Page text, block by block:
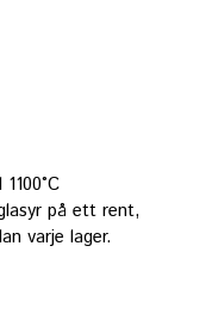
på ett rent,
varje lager.